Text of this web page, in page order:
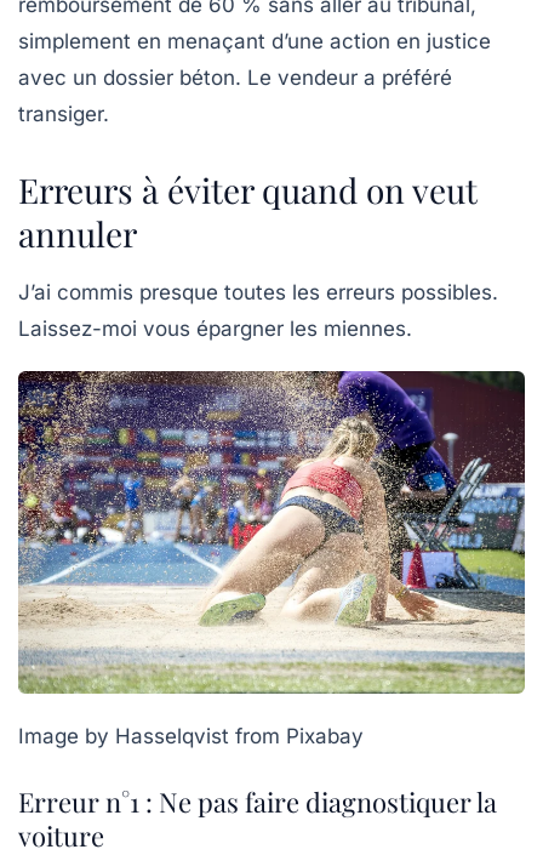
remboursement de 60 % sans aller au tribunal,
simplement en menaçant d’une action en justice
avec un dossier béton. Le vendeur a préféré
transiger.
Erreurs à éviter quand on veut
annuler
J’ai commis presque toutes les erreurs possibles.
Laissez-moi vous épargner les miennes.
Image by Hasselqvist from Pixabay
Erreur n°1 : Ne pas faire diagnostiquer la
voiture